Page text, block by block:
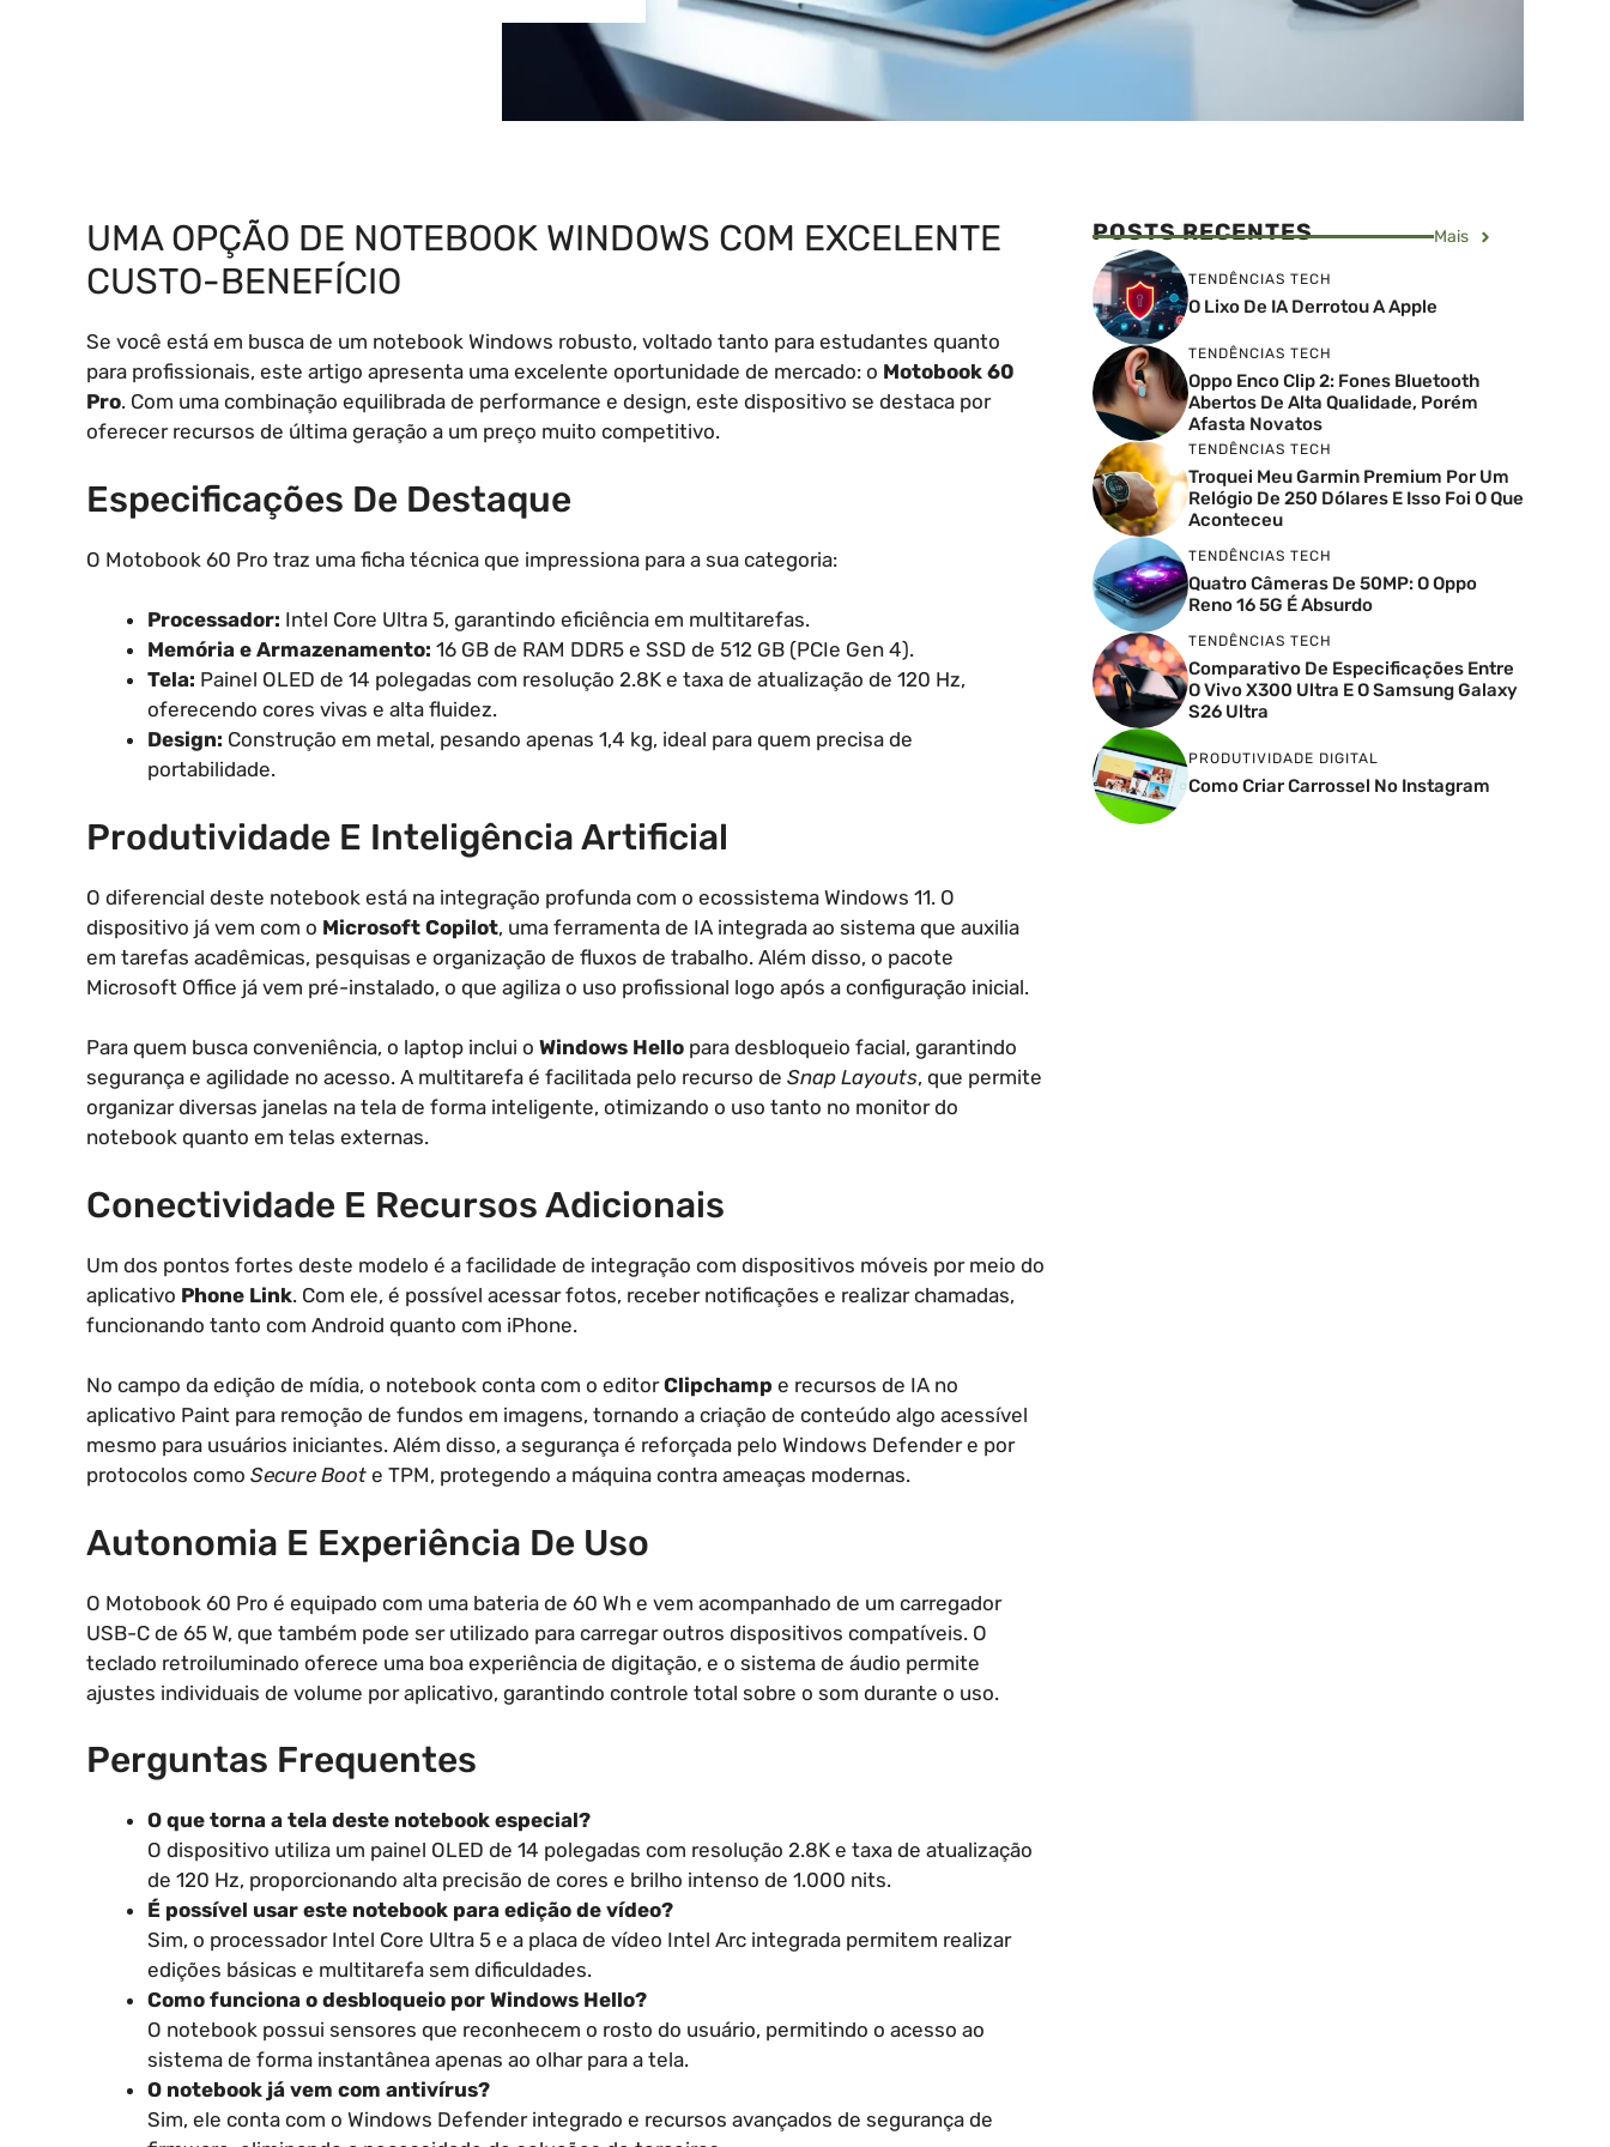
UMA OPÇÃO DE NOTEBOOK WINDOWS COM EXCELENTE
CUSTO-BENEFÍCIO
Se você está em busca de um notebook Windows robusto, voltado tanto para estudantes quanto
para profissionais, este artigo apresenta uma excelente oportunidade de mercado: o Motobook 60
Pro. Com uma combinação equilibrada de performance e design, este dispositivo se destaca por
oferecer recursos de última geração a um preço muito competitivo.
Especificações De Destaque
O Motobook 60 Pro traz uma ficha técnica que impressiona para a sua categoria:
Processador: Intel Core Ultra 5, garantindo eficiência em multitarefas.
Memória e Armazenamento: 16 GB de RAM DDR5 e SSD de 512 GB (PCIe Gen 4).
Tela: Painel OLED de 14 polegadas com resolução 2.8K e taxa de atualização de 120 Hz,
oferecendo cores vivas e alta fluidez.
Design: Construção em metal, pesando apenas 1,4 kg, ideal para quem precisa de
portabilidade.
Produtividade E Inteligência Artificial
O diferencial deste notebook está na integração profunda com o ecossistema Windows 11. O
dispositivo já vem com o Microsoft Copilot, uma ferramenta de IA integrada ao sistema que auxilia
em tarefas acadêmicas, pesquisas e organização de fluxos de trabalho. Além disso, o pacote
Microsoft Office já vem pré-instalado, o que agiliza o uso profissional logo após a configuração inicial.
Para quem busca conveniência, o laptop inclui o Windows Hello para desbloqueio facial, garantindo
segurança e agilidade no acesso. A multitarefa é facilitada pelo recurso de Snap Layouts, que permite
organizar diversas janelas na tela de forma inteligente, otimizando o uso tanto no monitor do
notebook quanto em telas externas.
Conectividade E Recursos Adicionais
Um dos pontos fortes deste modelo é a facilidade de integração com dispositivos móveis por meio do
aplicativo Phone Link. Com ele, é possível acessar fotos, receber notificações e realizar chamadas,
funcionando tanto com Android quanto com iPhone.
No campo da edição de mídia, o notebook conta com o editorClipchamp e recursos de IA no
aplicativo Paint para remoção de fundos em imagens, tornando a criação de conteúdo algo acessível
mesmo para usuários iniciantes. Além disso, a segurança é reforçada pelo Windows Defender e por
protocolos como Secure Boot e TPM, protegendo a máquina contra ameaças modernas.
Autonomia E Experiência De Uso
O Motobook 60 Pro é equipado com uma bateria de 60 Wh e vem acompanhado de um carregador
USB-C de 65 W, que também pode ser utilizado para carregar outros dispositivos compatíveis. O
teclado retroiluminado oferece uma boa experiência de digitação, e o sistema de áudio permite
ajustes individuais de volume por aplicativo, garantindo controle total sobre o som durante o uso.
Perguntas Frequentes
O que torna a tela deste notebook especial?
O dispositivo utiliza um painel OLED de 14 polegadas com resolução 2.8K e taxa de atualização
de 120 Hz, proporcionando alta precisão de cores e brilho intenso de 1.000 nits.
É possível usar este notebook para edição de vídeo?
Sim, o processador Intel Core Ultra 5 e a placa de vídeo Intel Arc integrada permitem realizar
edições básicas e multitarefa sem dificuldades.
Como funciona o desbloqueio por Windows Hello?
O notebook possui sensores que reconhecem o rosto do usuário, permitindo o acesso ao
sistema de forma instantânea apenas ao olhar para a tela.
O notebook já vem com antivírus?
Sim, ele conta com o Windows Defender integrado e recursos avançados de segurança de
POSTS RECENTES Mais
TENDÊNCIAS TECH
O Lixo De IA Derrotou A Apple
TENDÊNCIAS TECH
Oppo Enco Clip 2: Fones Bluetooth
Abertos De Alta Qualidade, Porém
Afasta Novatos
TENDÊNCIAS TECH
Troquei Meu Garmin Premium Por Um
Relógio De 250 Dólares E Isso Foi O Que
Aconteceu
TENDÊNCIAS TECH
Quatro Câmeras De 50MP: O Oppo
Reno 16 5G É Absurdo
TENDÊNCIAS TECH
Comparativo De Especificações Entre
O Vivo X300 Ultra E O Samsung Galaxy
S26 Ultra
PRODUTIVIDADE DIGITAL
Como Criar Carrossel No Instagram